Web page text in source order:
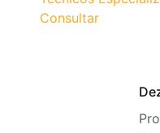
Consultar